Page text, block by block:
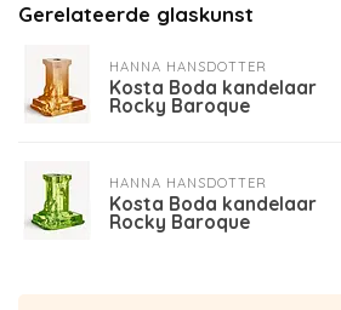
Gerelateerde glaskunst
HANNA HANSDOTTER
Kosta Boda kandelaar
Rocky Baroque
HANNA HANSDOTTER
Kosta Boda kandelaar
Rocky Baroque